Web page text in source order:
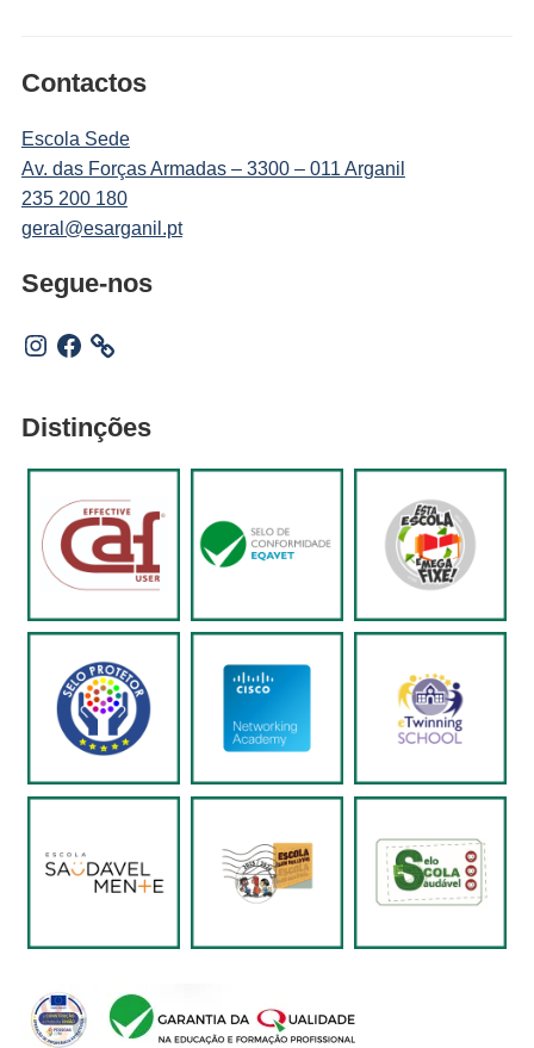
Contactos
Escola Sede
Av. das Forças Armadas – 3300 – 011 Arganil
235 200 180
geral@esarganil.pt
Segue-nos
Instagram
Facebook
Distinções